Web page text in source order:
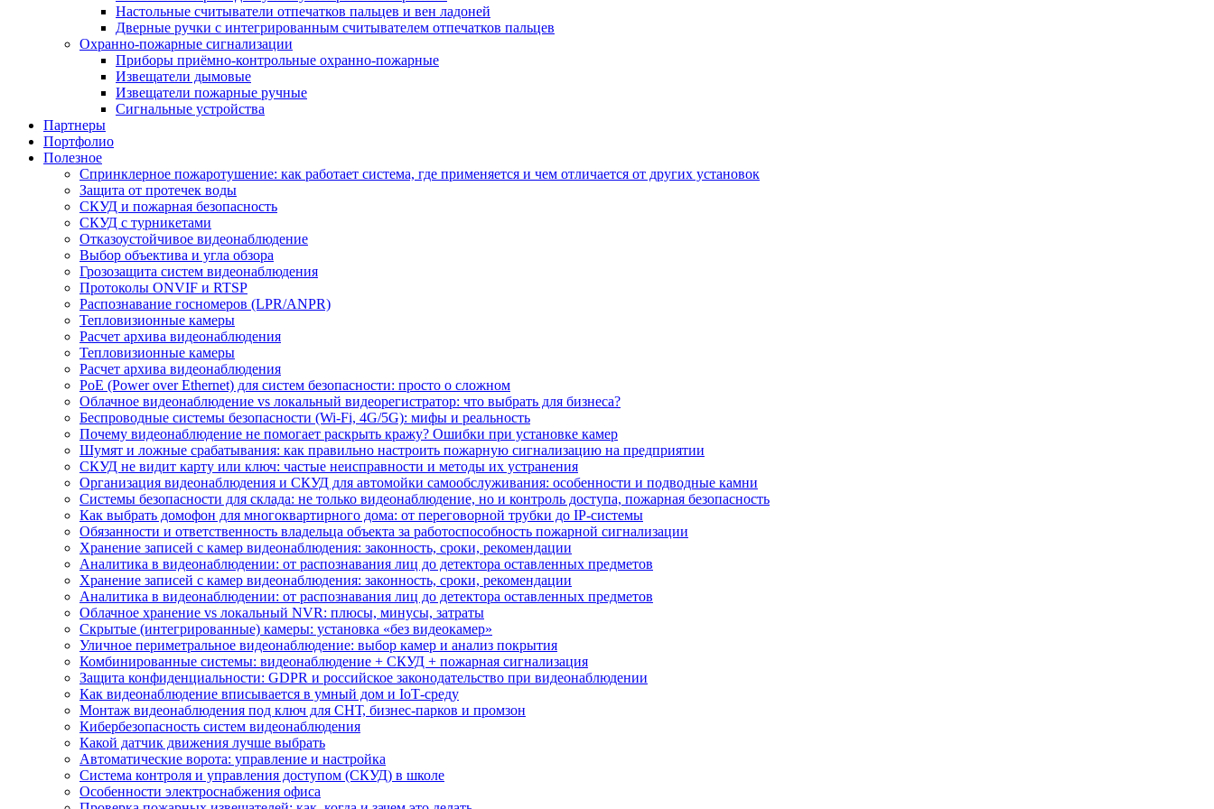
Настольные считыватели отпечатков пальцев и вен ладоней
Дверные ручки с интегрированным считывателем отпечатков пальцев
Охранно-пожарные сигнализации
Приборы приёмно-контрольные охранно-пожарные
Извещатели дымовые
Извещатели пожарные ручные
Сигнальные устройства
Партнеры
Портфолио
Полезное
Спринклерное пожаротушение: как работает система, где применяется и чем отличается от других установок
Защита от протечек воды
СКУД и пожарная безопасность
СКУД с турникетами
Отказоустойчивое видеонаблюдение
Выбор объектива и угла обзора
Грозозащита систем видеонаблюдения
Протоколы ONVIF и RTSP
Распознавание госномеров (LPR/ANPR)
Тепловизионные камеры
Расчет архива видеонаблюдения
Тепловизионные камеры
Расчет архива видеонаблюдения
PoE (Power over Ethernet) для систем безопасности: просто о сложном
Облачное видеонаблюдение vs локальный видеорегистратор: что выбрать для бизнеса?
Беспроводные системы безопасности (Wi-Fi, 4G/5G): мифы и реальность
Почему видеонаблюдение не помогает раскрыть кражу? Ошибки при установке камер
Шумят и ложные срабатывания: как правильно настроить пожарную сигнализацию на предприятии
СКУД не видит карту или ключ: частые неисправности и методы их устранения
Организация видеонаблюдения и СКУД для автомойки самообслуживания: особенности и подводные камни
Системы безопасности для склада: не только видеонаблюдение, но и контроль доступа, пожарная безопасность
Как выбрать домофон для многоквартирного дома: от переговорной трубки до IP-системы
Обязанности и ответственность владельца объекта за работоспособность пожарной сигнализации
Хранение записей с камер видеонаблюдения: законность, сроки, рекомендации
Аналитика в видеонаблюдении: от распознавания лиц до детектора оставленных предметов
Хранение записей с камер видеонаблюдения: законность, сроки, рекомендации
Аналитика в видеонаблюдении: от распознавания лиц до детектора оставленных предметов
Облачное хранение vs локальный NVR: плюсы, минусы, затраты
Скрытые (интегрированные) камеры: установка «без видеокамер»
Уличное периметральное видеонаблюдение: выбор камер и анализ покрытия
Комбинированные системы: видеонаблюдение + СКУД + пожарная сигнализация
Защита конфиденциальности: GDPR и российское законодательство при видеонаблюдении
Как видеонаблюдение вписывается в умный дом и IoT‑среду
Монтаж видеонаблюдения под ключ для СНТ, бизнес‑парков и промзон
Кибербезопасность систем видеонаблюдения
Какой датчик движения лучше выбрать
Автоматические ворота: управление и настройка
Система контроля и управления доступом (СКУД) в школе
Особенности электроснабжения офиса